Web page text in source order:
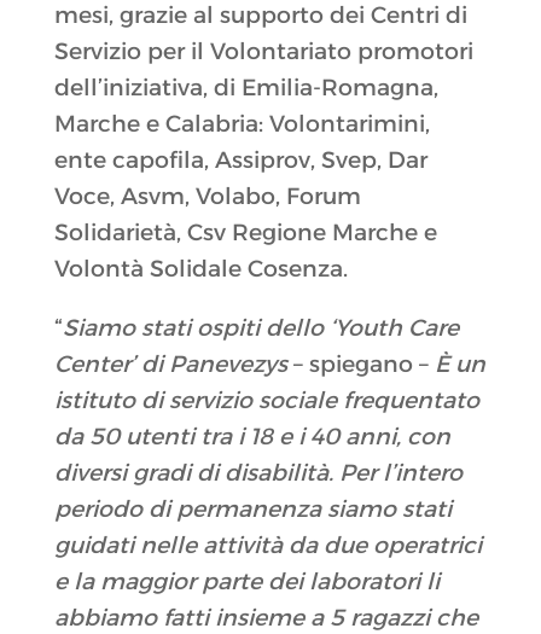
mesi, grazie al supporto dei Centri di
Servizio per il Volontariato promotori
dell’iniziativa, di Emilia-Romagna,
Marche e Calabria: Volontarimini,
ente capofila, Assiprov, Svep, Dar
Voce, Asvm, Volabo, Forum
Solidarietà, Csv Regione Marche e
Volontà Solidale Cosenza.
“Siamo stati ospiti dello ‘Youth Care
Center’ di Panevezys– spiegano – È un
istituto di servizio sociale frequentato
da 50 utenti tra i 18 e i 40 anni, con
diversi gradi di disabilità. Per l’intero
periodo di permanenza siamo stati
guidati nelle attività da due operatrici
e la maggior parte dei laboratori li
abbiamo fatti insieme a 5 ragazzi che